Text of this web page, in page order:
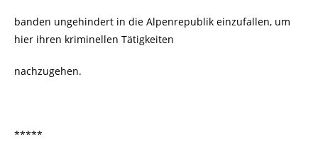
banden ungehindert in die Alpenrepublik einzufallen, um
hier ihren kriminellen Tätigkeiten
nachzugehen.
*****